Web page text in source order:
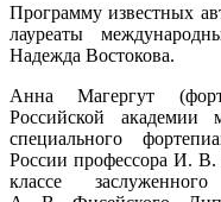
Программу известных
лауреаты
Надежда Востокова.
Анна Магергут
Российской
специального
России профессора И. В.
классе